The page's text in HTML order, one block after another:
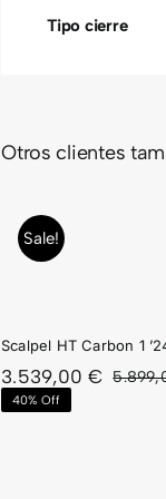
Tipo cierre
Otros clientes
Sale!
Scalpel HT Carbon 1
3.539,00€
40% Off